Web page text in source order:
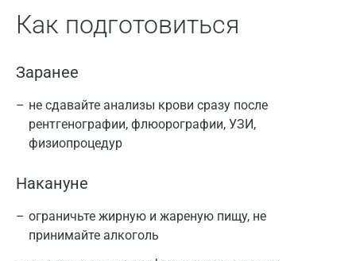
Как подготовиться
Заранее
не сдавайте анализы крови сразу после
рентгенографии, флюорографии, УЗИ,
физиопроцедур
Накануне
ограничьте жирную и жареную пищу, не
принимайте алкоголь